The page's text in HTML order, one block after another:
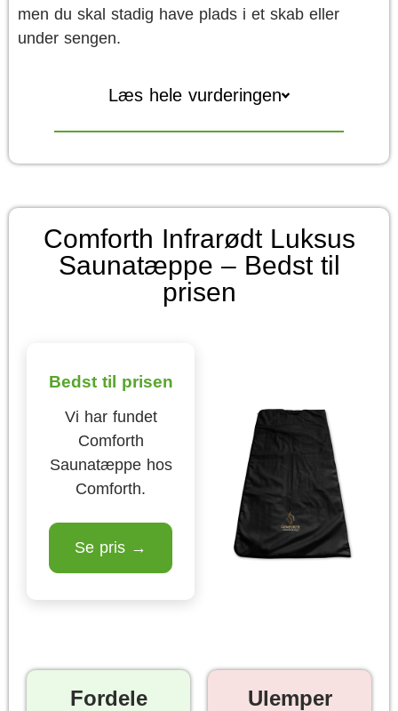
men du skal stadig have plads i et skab eller
under sengen.
Læs hele vurderingen
Comforth Infrarødt Luksus
Saunatæppe – Bedst til
prisen
Bedst til prisen
Vi har fundet
Comforth
Saunatæppe hos
Comforth.
Se pris →
Fordele Ulemper